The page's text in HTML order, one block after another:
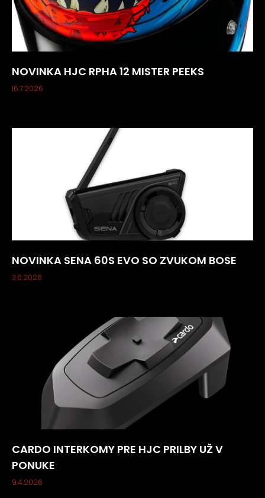
NOVINKA HJC RPHA 12 MISTER PEEKS
16.7.2026
NOVINKA SENA 60S EVO SO ZVUKOM BOSE
3.6.2026
CARDO INTERKOMY PRE HJC PRILBY UŽ V
PONUKE
9.4.2026